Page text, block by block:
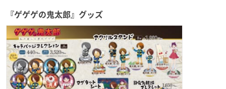
『ゲゲゲの鬼太郎』グッズ